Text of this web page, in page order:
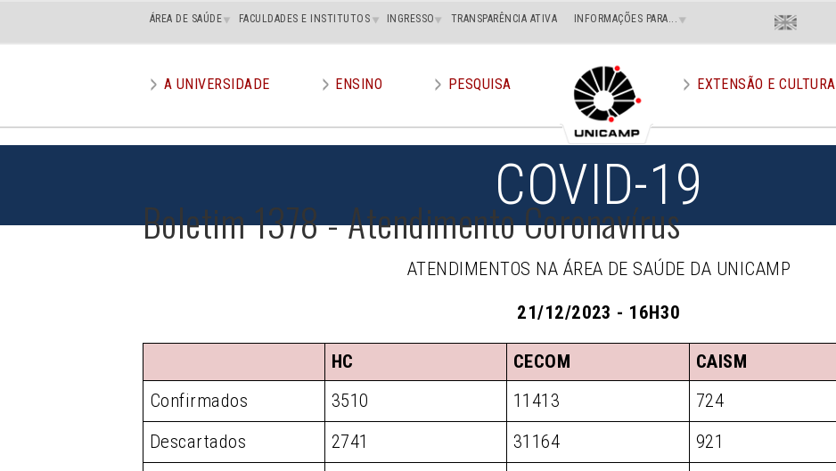
Main
superior
ÁREA DE SAÚDE FACULDADES E INSTITUTOS INGRESSO TRANSPARÊNCIA ATIVA INFORMAÇÕES PARA... Menu
Superior
Direito
En
menu
A UNIVERSIDADE ENSINO PESQUISA EXTENSÃO E CULTURA
COVID-19
Boletim 1378 - Atendimento Coronavírus
ATENDIMENTOS NA ÁREA DE SAÚDE DA UNICAMP
21/12/2023 - 16H30
HC CECOM CAISM
Confirmados
3510 11413 724
Descartados
2741 31164 921